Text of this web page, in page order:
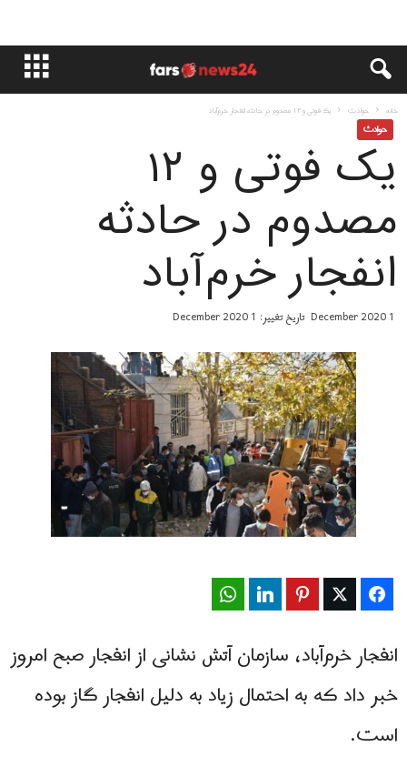
خانه حوادث یک فوتی و ۱۲ مصدوم در حادثه انفجار خرم‌آباد
حوادث
یک فوتی و ۱۲
مصدوم در حادثه
انفجار خرم‌آباد
1 December 2020 تاریخ تغییر: 1 December 2020
Facebook
Twitter
Pinterest
LinkedIn
انفجار خرم‌آباد، سازمان آتش نشانی از انفجار صبح امروز
خبر داد که به احتمال زیاد به دلیل انفجار گاز بوده
است.